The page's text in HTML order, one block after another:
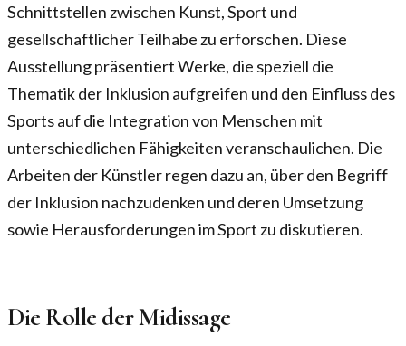
Schnittstellen zwischen Kunst, Sport und
gesellschaftlicher Teilhabe zu erforschen. Diese
Ausstellung präsentiert Werke, die speziell die
Thematik der Inklusion aufgreifen und den Einfluss des
Sports auf die Integration von Menschen mit
unterschiedlichen Fähigkeiten veranschaulichen. Die
Arbeiten der Künstler regen dazu an, über den Begriff
der Inklusion nachzudenken und deren Umsetzung
sowie Herausforderungen im Sport zu diskutieren.
Die Rolle der Midissage